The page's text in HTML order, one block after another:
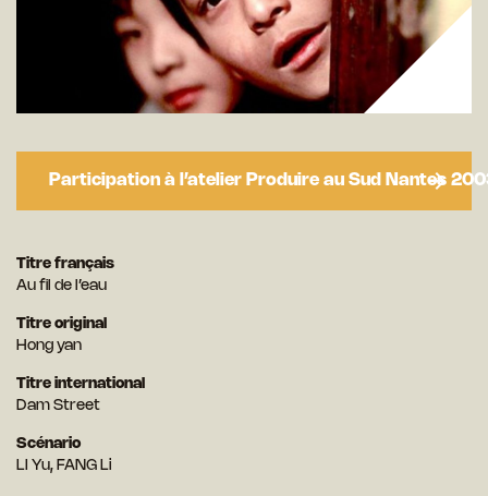
Participation à l’atelier Produire au Sud Nantes
Titre français
Au fil de l’eau
Titre original
Hong yan
Titre international
Dam Street
Scénario
LI Yu, FANG Li